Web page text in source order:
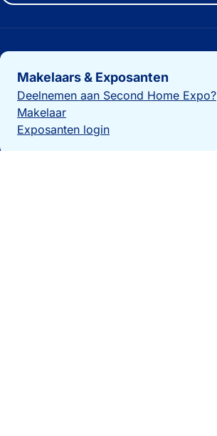
Belangrijke links
Makelaars & Exposanten
Deelnemen aan Second Home Expo?
Makelaar
Exposanten login